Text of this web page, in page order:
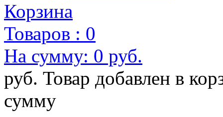
Корзина
Товаров : 0
На сумму: 0 руб.
руб. Товар добавлен в
сумму